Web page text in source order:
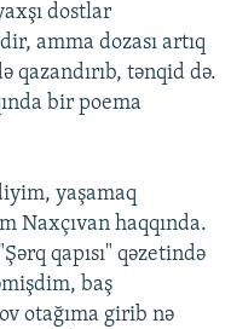
dostlar
amma dozası artıq
tənqid də.
bir poema
yaşamaq
Naxçıvan haqqında.
qapısı" qəzetində
baş
otağıma girib nə